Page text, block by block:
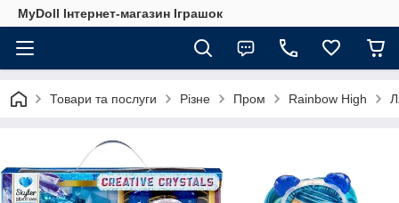
MyDoll Інтернет-магазин Іграшок
Товари та послуги Різне Пром Rainbow High